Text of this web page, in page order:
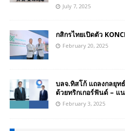
July 7, 2025
กสิกรไทยเปิดตัว
February 20, 2025
บลจ.ทิสโก้ แถลงกลยุท
ด้วยทริกเกอร์ฟันด์ – แ
February 3, 2025